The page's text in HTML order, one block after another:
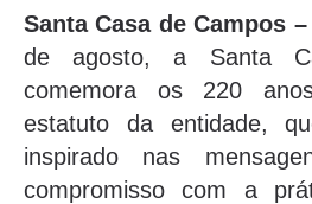
Santa Casa de Campos –
de agosto, a Santa
comemora os 220
estatuto da entidade,
inspirado nas
compromisso com a